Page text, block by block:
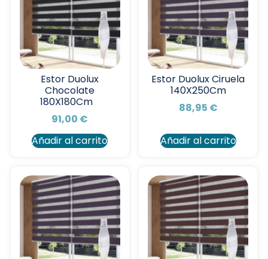
Estor Duolux
Chocolate
180X180Cm
91,00 €
Añadir al carrito
Estor Duolux Ciruela
140X250Cm
88,95 €
Añadir al carrito